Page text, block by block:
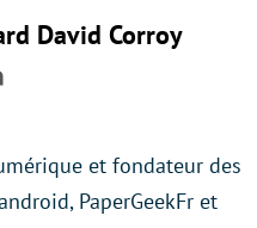
David Corroy
et fondateur des
PaperGeekFr et